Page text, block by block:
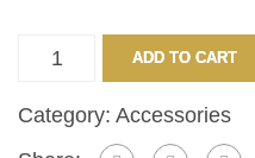
Bracelet
ADD TO CART
Category: Accessories